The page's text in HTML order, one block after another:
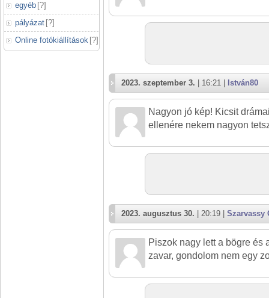
egyéb [?]
pályázat [?]
Online fotókiállítások [?]
2023. szeptember 3. | 16:21 | István80
Nagyon jó kép! Kicsit
ellenére nekem nagyon
2023. augusztus 30. | 20:19 | Szarvassy
Piszok nagy lett a bögre és
zavar, gondolom nem egy